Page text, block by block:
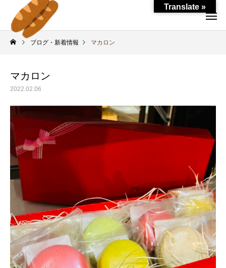
ブログ・新着情報 マカロン
マカロン
2022.02.06
Translate »